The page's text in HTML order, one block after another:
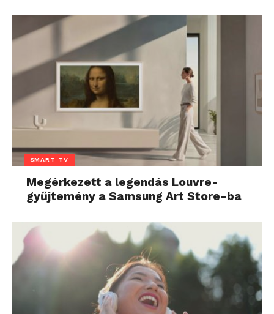
SMART-TV
Megérkezett a legendás Louvre-
gyűjtemény a Samsung Art Store-ba